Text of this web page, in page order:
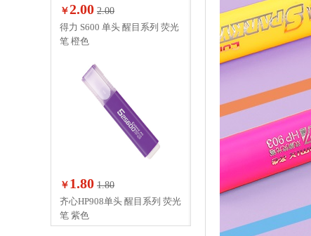
￥2.00 2.00
得力 S600 单头 醒目系列 荧光
笔 橙色
￥ 1.80 1.80
齐心HP908单头 醒目系列 荧光
笔 紫色